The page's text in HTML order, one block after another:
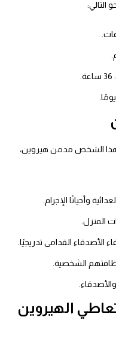
التالي:
الشخص مدمن هيروين،
وأحيانًا الإجرام.
المنزل.
القدامى تدريجيًا.
الشخصية.
الهيروين